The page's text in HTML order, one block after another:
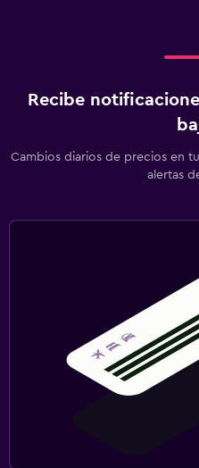
Recibe
Cambios diarios de precios en
alertas